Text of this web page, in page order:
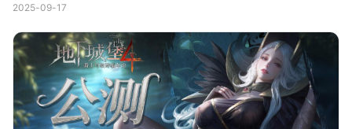
2025-09-17